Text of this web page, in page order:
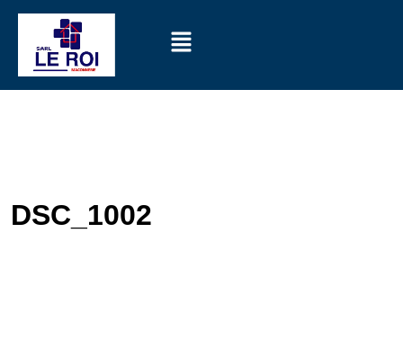
DSC_1002